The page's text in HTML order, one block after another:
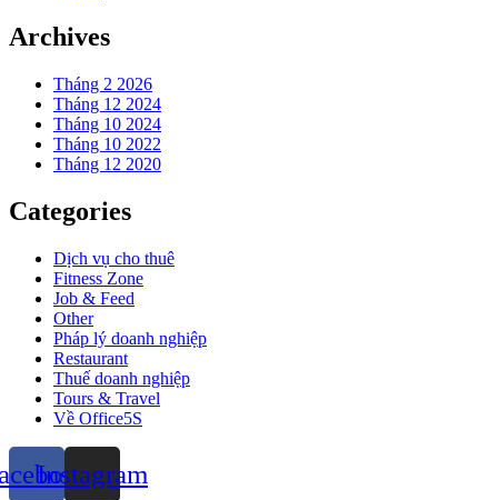
Archives
Tháng 2 2026
Tháng 12 2024
Tháng 10 2024
Tháng 10 2022
Tháng 12 2020
Categories
Dịch vụ cho thuê
Fitness Zone
Job & Feed
Other
Pháp lý doanh nghiệp
Restaurant
Thuế doanh nghiệp
Tours & Travel
Về Office5S
Instagram